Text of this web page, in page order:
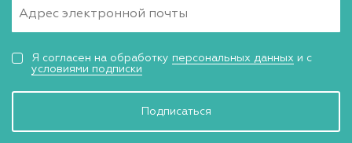
Подписаться
Я согласен на обработку персональных данных и с
условиями подписки